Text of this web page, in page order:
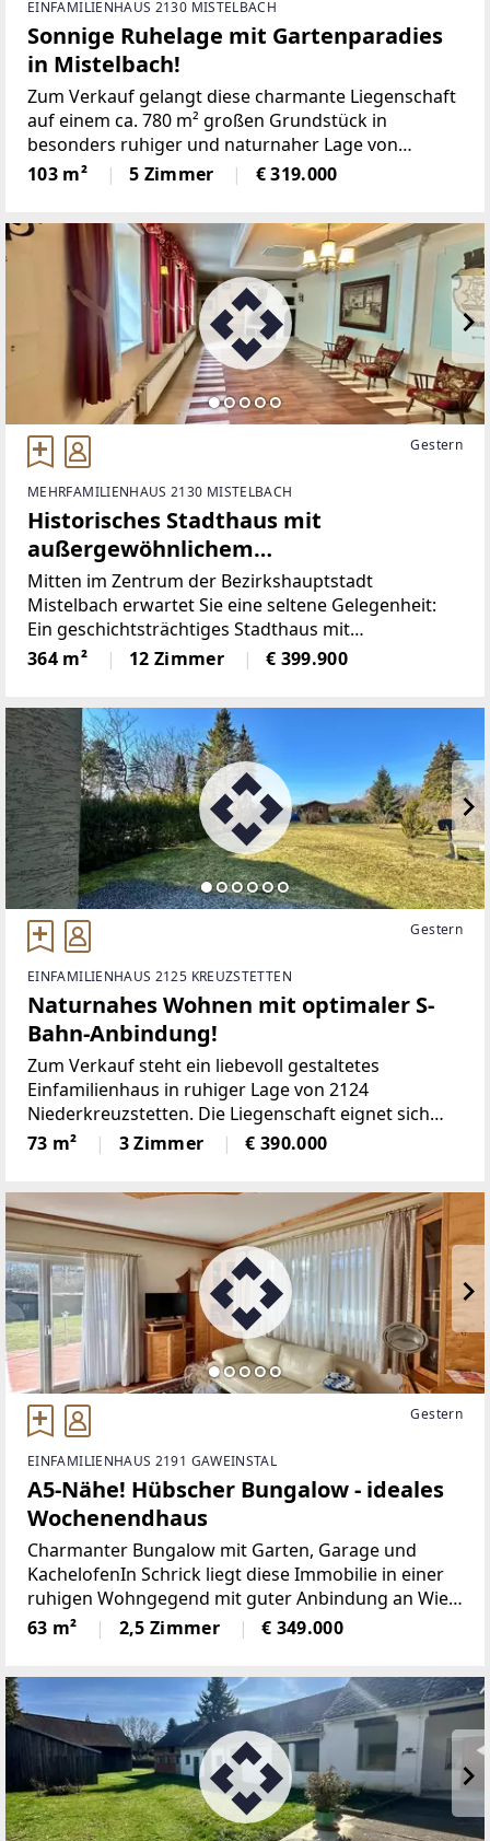
EINFAMILIENHAUS 2130 MISTELBACH
Sonnige Ruhelage mit Gartenparadies
in Mistelbach!
Zum Verkauf gelangt diese charmante Liegenschaft
auf einem ca. 780 m² großen Grundstück in
besonders ruhiger und naturnaher Lage von
Mistelbach.Das im Jahr 1952 errichtete Haus
überzeugt durch seinen gepflegten Zustand, eine
103 m² 5 Zimmer € 319.000
Gestern
MEHRFAMILIENHAUS 2130 MISTELBACH
Historisches Stadthaus mit
außergewöhnlichem
Entwicklungspotenzial im Herzen von
Mistelbach!
Mitten im Zentrum der Bezirkshauptstadt
Mistelbach erwartet Sie eine seltene Gelegenheit:
Ein geschichtsträchtiges Stadthaus mit
unverwechselbarem Charakter und vielfältigen
Nutzungsmöglichkeiten. Einst als traditionsreiche
364 m² 12 Zimmer € 399.900
Gestern
EINFAMILIENHAUS 2125 KREUZSTETTEN
Naturnahes Wohnen mit optimaler S-
Bahn-Anbindung!
Zum Verkauf steht ein liebevoll gestaltetes
Einfamilienhaus in ruhiger Lage von 2124
Niederkreuzstetten. Die Liegenschaft eignet sich
ideal für Menschen, die Natur, Ruhe und ein
Zuhause mit besonderer Atmosphäre schätzen.Das
73 m² 3 Zimmer € 390.000
Gestern
EINFAMILIENHAUS 2191 GAWEINSTAL
A5-Nähe! Hübscher Bungalow - ideales
Wochenendhaus
Charmanter Bungalow mit Garten, Garage und
KachelofenIn Schrick liegt diese Immobilie in einer
ruhigen Wohngegend mit guter Anbindung an Wien
und Umgebung. In unmittelbarer Nähe finden Sie
die Anbindung an die A5 Nordautobahn. Die
63 m² 2,5 Zimmer € 349.000